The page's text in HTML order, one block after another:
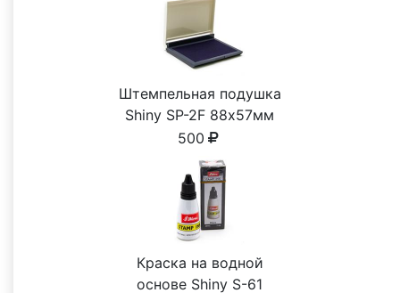
Штемпельная подушка
Shiny SP-2F 88х57мм
500
Краска на водной
основе Shiny S-61